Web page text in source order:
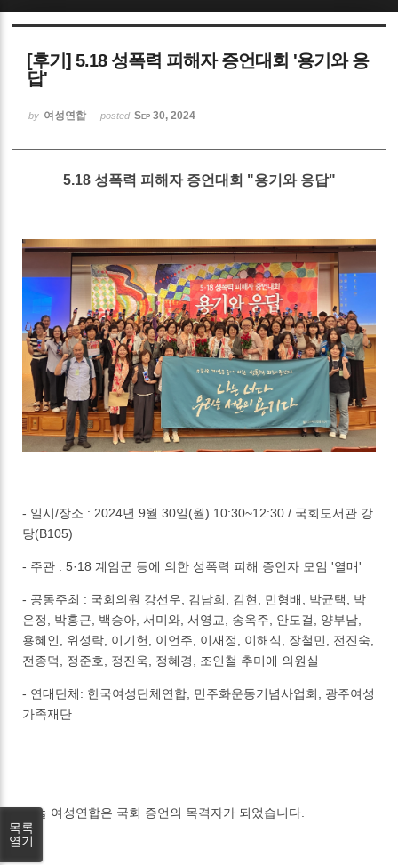
[후기] 5.18 성폭력 피해자 증언대회 '용기와 응
답'
by 여성연합 posted Sep 30, 2024
5.18 성폭력 피해자 증언대회 "용기와 응답"
- 일시/장소 : 2024년 9월 30일(월) 10:30~12:30 / 국회도서관 강
당(B105)
- 주관 : 5·18 계엄군 등에 의한 성폭력 피해 증언자 모임 '열매'
- 공동주최 : 국회의원 강선우, 김남희, 김현, 민형배, 박균택, 박
은정, 박홍근, 백승아, 서미와, 서영교, 송옥주, 안도걸, 양부남,
용혜인, 위성락, 이기헌, 이언주, 이재정, 이해식, 장철민, 전진숙,
전종덕, 정준호, 정진욱, 정혜경, 조인철 추미애 의원실
- 연대단체: 한국여성단체연합, 민주화운동기념사업회, 광주여성
가족재단
오늘 여성연합은 국회 증언의 목격자가 되었습니다.
목록
열기
Sketchbook5, 스케치북5
Sketchbook5, 스케치북5